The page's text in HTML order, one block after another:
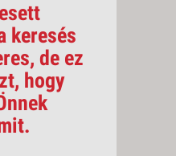
keresés
de ez
hogy